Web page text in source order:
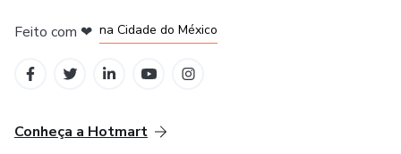
Feito com ❤ na Cidade do México
Conheça a Hotmart